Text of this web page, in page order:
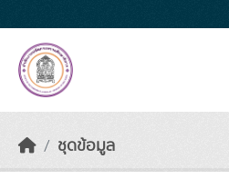
ชุดข้อมูล